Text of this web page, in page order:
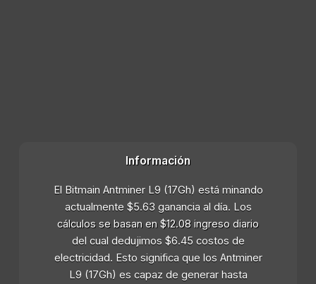
Información
El Bitmain Antminer L9 (17Gh) está minando
actualmente $5.63 ganancia al día. Los
cálculos se basan en $12.08 ingreso diario
del cual dedujimos $6.45 costos de
electricidad. Esto significa que los Antminer
L9 (17Gh) es capaz de generar hasta